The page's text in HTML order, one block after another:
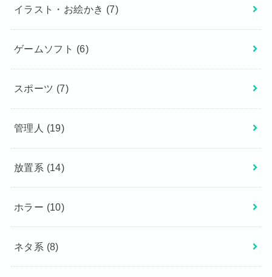
イラスト・お絵かき (7)
ゲームソフト (6)
スポーツ (7)
管理人 (19)
放置系 (14)
ホラー (10)
ネタ系 (8)